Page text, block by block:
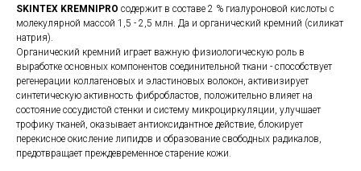
SKINTEX KREMNIPRO содержит в составе 2 % гиалуроновой кислоты с
молекулярной массой 1,5 - 2,5 млн. Да и органический кремний (силикат
натрия).
Органический кремний играет важную физиологическую роль в
выработке основных компонентов соединительной ткани - способствует
регенерации коллагеновых и эластиновых волокон, активизирует
синтетическую активность фибробластов, положительно влияет на
состояние сосудистой стенки и систему микроциркуляции, улучшает
трофику тканей, оказывает антиоксидантное действие, блокирует
перекисное окисление липидов и образование свободных радикалов,
предотвращает преждевременное старение кожи.